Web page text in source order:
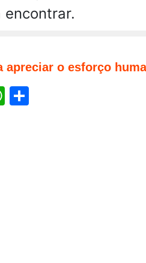
encontrar.
apreciar o esforço
WhatsApp